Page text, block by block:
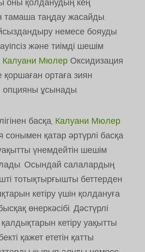
оны қолданудың кең
тамаша таңдау жасайды.
немесе бояуды
және тиімді шешім
Калуани МюлерОксидизация
қоршаған ортаға зиян
опцияны ұсынады.
басқа, Калуани Мюлер
сонымен қатар әртүрлі басқа
үнемдейтін шешім
Осындай салалардың
тотықтырғышты беттерден
кетіру үшін қолдануға
өнеркәсібі. Дәстүрлі
кетіру уақытты
қажет ететін қатты